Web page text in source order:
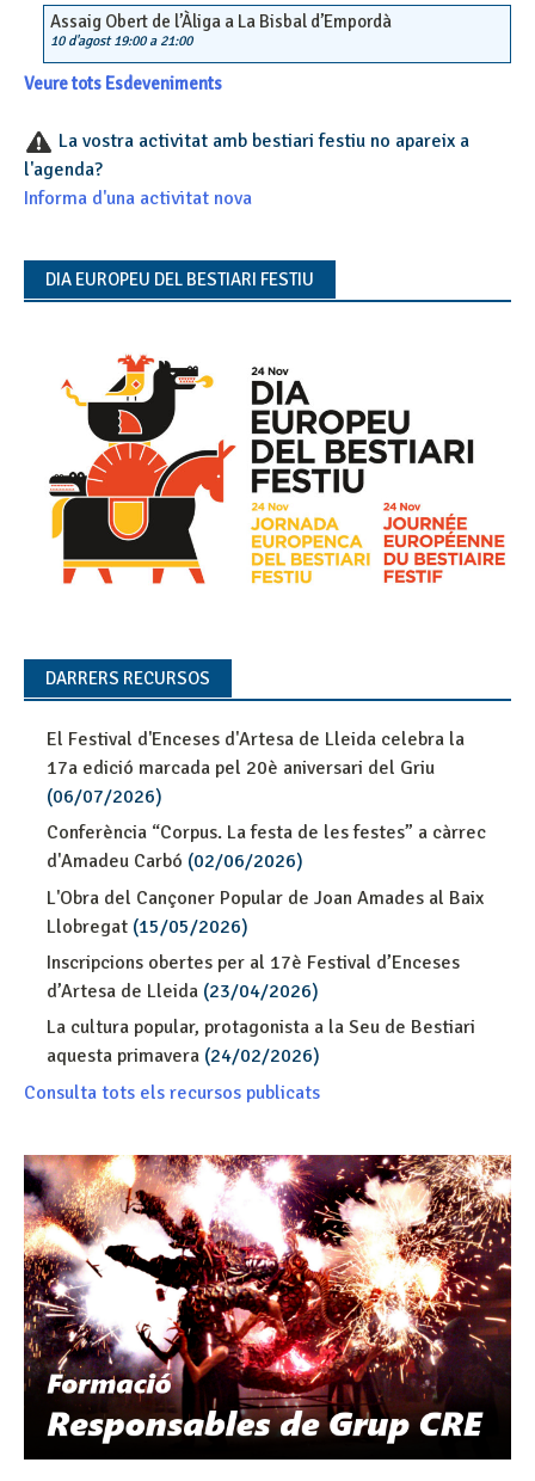
Assaig Obert de l’Àliga a La Bisbal d’Empordà
10 d'agost 19:00a 21:00
Veure tots Esdeveniments
La vostra activitat amb bestiari festiu no apareix a
l'agenda?
Informa d'una activitat nova
DIA EUROPEU DEL BESTIARI FESTIU
DARRERS RECURSOS
El Festival d'Enceses d'Artesa de Lleida celebra la
17a edició marcada pel 20è aniversari del Griu
(06/07/2026)
Conferència “Corpus. La festa de les festes” a càrrec
d'Amadeu Carbó (02/06/2026)
L'Obra del Cançoner Popular de Joan Amades al Baix
Llobregat (15/05/2026)
Inscripcions obertes per al 17è Festival d’Enceses
d’Artesa de Lleida (23/04/2026)
La cultura popular, protagonista a la Seu de Bestiari
aquesta primavera (24/02/2026)
Consulta tots els recursos publicats